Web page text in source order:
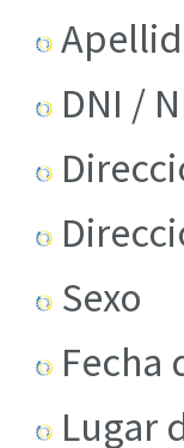
DNI /
Sexo
Fecha
Lugar